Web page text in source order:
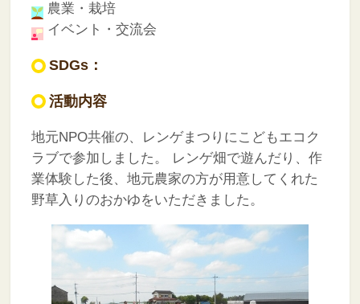
農業・栽培
イベント・交流会
SDGs：
活動内容
地元NPO共催の、レンゲまつりにこどもエコク
ラブで参加しました。
レンゲ畑で遊んだり、作
業体験した後、地元農家の方が用意してくれた
野草入りのおかゆをいただきました。